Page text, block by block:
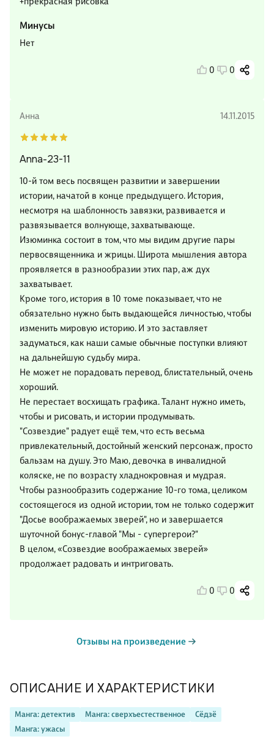
ОПИСАНИЕ И ХАРАКТЕРИСТИКИ
Манга: детектив Манга: сверхъестественное
Сёдзё
Манга: ужасы
Минусы
Нет
0 0
Анна 14.11.2015
Anna-23-11
10-й том весь посвящен развитии и завершении
истории, начатой в конце предыдущего. История,
несмотря на шаблонность завязки, развивается и
развязывается волнующе, захватывающе.
Изюминка состоит в том, что мы видим другие пары
первосвященника и жрицы. Широта мышления автора
проявляется в разнообразии этих пар, аж дух
захватывает.
Кроме того, история в 10 томе показывает, что не
обязательно нужно быть выдающейся личностью, чтобы
изменить мировую историю. И это заставляет
задуматься, как наши самые обычные поступки влияют
на дальнейшую судьбу мира.
Не может не порадовать перевод, блистательный, очень
хороший.
Не перестает восхищать графика. Талант нужно иметь,
чтобы и рисовать, и истории продумывать.
"Созвездие" радует ещё тем, что есть весьма
привлекательный, достойный женский персонаж, просто
бальзам на душу. Это Маю, девочка в инвалидной
коляске, не по возрасту хладнокровная и мудрая.
Чтобы разнообразить содержание 10-го тома, целиком
состоящегося из одной истории, том не только содержит
"Досье воображаемых зверей", но и завершается
шуточной бонус-главой "Мы - супергерои?"
В целом, «Созвездие воображаемых зверей»
продолжает радовать и интриговать.
0 0
Отзывы на произведение